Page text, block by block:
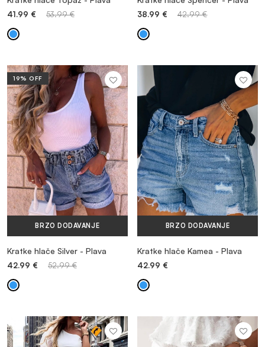
VIŠE INFORMACIJA
41.99 € 53.99€ 38.99 € 42.99€
19% OFF
BRZO DODAVANJE
Kratke hlače Silver - Plava
42.99 € 52.99€
BRZO DODAVANJE
Kratke hlače Kamea - Plava
42.99 €